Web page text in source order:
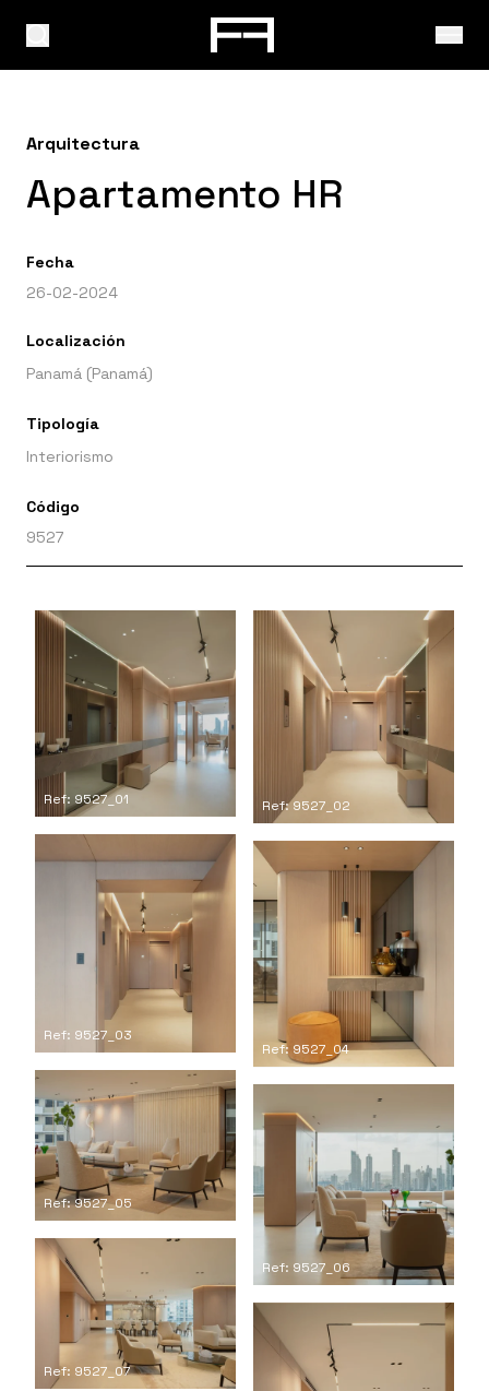
Arquitectura
Apartamento HR
Fecha
26-02-2024
Localización
Panamá (Panamá)
Tipología
Interiorismo
Código
9527
Ref: 9527_01 Ref: 9527_02
Ref: 9527_03
Ref: 9527_04
Ref: 9527_05
Ref: 9527_06
Ref: 9527_07